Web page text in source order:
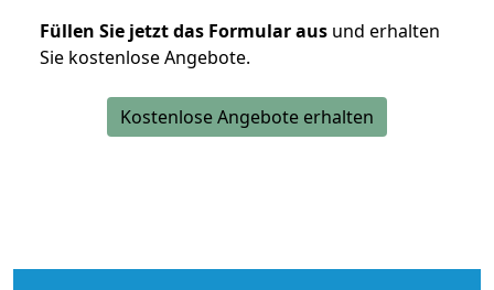
Füllen Sie jetzt das Formular aus und erhalten
Sie kostenlose Angebote.
Kostenlose Angebote erhalten